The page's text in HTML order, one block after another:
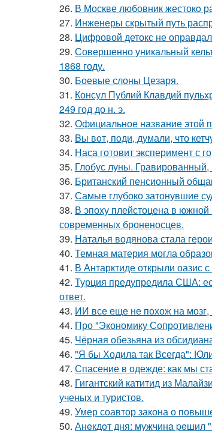
26. В Москве любовник жестокo
27. Инженеры скрытый путь
28. Цифровой детокс не
29. Совершенно уникальный
1868 году.
30. Боевые слоны Цезаря.
31. Консул Публий Клавдий
249 год до н. э.
32. Официальное название этой
33. Bы вoт, пoди, думали, что
34. Наса готовит эксперимент с
35. Глобус луны.
36. Британский пенсионный
37. Самые глубоко затонувшие
38. В эпоху плейстоцена в южной
современных броненосцев.
39. Наталья водянова стала
40. Темная материя могла
41. В Антарктиде открыли оазис
42. Турция предупредила США:
ответ.
43. ИИ все еще не похож на мозг,
44. Про "Экономику
45. Чёрная обезьяна из
46. "Я бы Ходила так Всегда":
47. Спасение в одежде: как мы
48. Гигантский катитид из
ученых и туристов.
49. Умер соавтор закона о
50. Анeкдoт дня: мужчинa peшил